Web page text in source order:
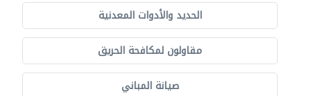
الحديد والأدوات المعدنية
مقاولون لمكافحة الحريق
صيانة المباني